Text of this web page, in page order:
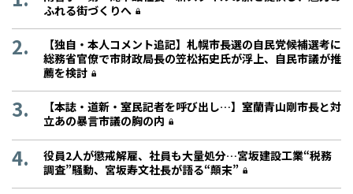
ふれる街づくりへ
【独自・本人コメント追記】札幌市長選の自民党候補選考に
総務省官僚で市財政局長の笠松拓史氏が浮上、自民市議が推
薦を検討
【本誌・道新・室民記者を呼び出し…】室蘭青山剛市長と対
立あの暴言市議の胸の内
役員2人が懲戒解雇、社員も大量処分…宮坂建設工業“税務
調査”騒動、宮坂寿文社長が語る“顛末”